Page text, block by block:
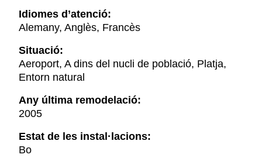
Idiomes d’atenció:
Alemany, Anglès, Francès
Situació:
Aeroport, A dins del nucli de població, Platja,
Entorn natural
Any última remodelació:
2005
Estat de les instal·lacions:
Bo